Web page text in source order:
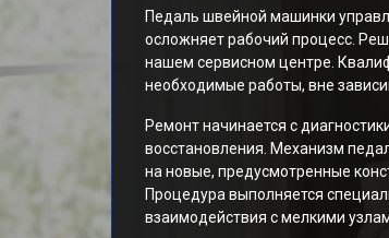
Педаль швейной машинки
осложняет рабочий процесс.
нашем сервисном центре.
необходимые работы, вне
Ремонт начинается с
восстановления. Механизм
на новые, предусмотренные
Процедура выполняется
взаимодействия с мелкими